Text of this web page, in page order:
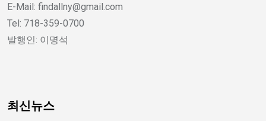
E-Mail: findallny@gmail.com
Tel: 718-359-0700
발행인: 이명석
최신뉴스